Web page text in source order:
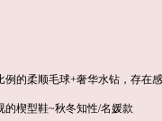
的柔顺毛球+奢华水钻，存在
楔型鞋~秋冬知性/名媛款